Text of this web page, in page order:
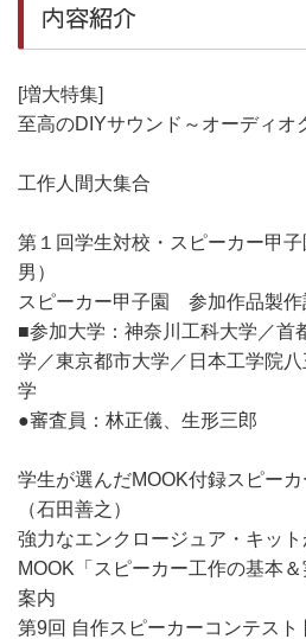
内容紹介
[増大特集]
至高のDIYサウンド～オーディオ
工作人間大集合
第１回学生対校・スピーカー甲
男）
スピーカー甲子園 参加作品製作
■参加大学：神奈川工科大学／首
学／東京都市大学／日本工学院
学
●審査員：林正儀、生形三郎
学生が選んだMOOK付録スピー
（石田善之）
強力なエンクロージュア・キッ
MOOK「スピーカー工作の基本
案内
第9回 自作スピーカーコンテスト